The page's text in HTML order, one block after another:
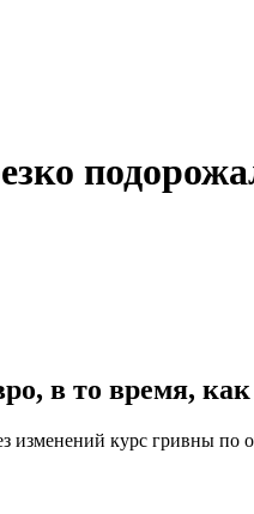
в то время,
изменений курс гривны